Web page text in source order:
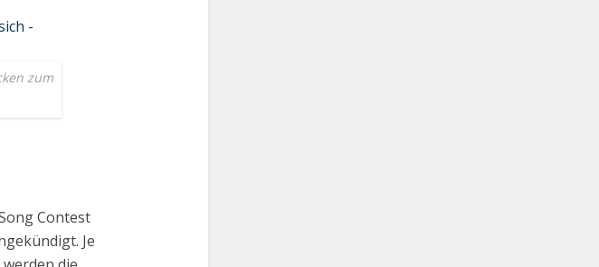
zum
Contest
Je